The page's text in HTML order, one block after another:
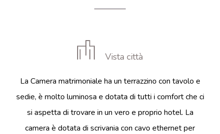
Vista città
La Camera matrimoniale ha un terrazzino con tavolo e
sedie, è molto luminosa e dotata di tutti i comfort che ci
si aspetta di trovare in un vero e proprio hotel. La
camera è dotata di scrivania con cavo ethernet per